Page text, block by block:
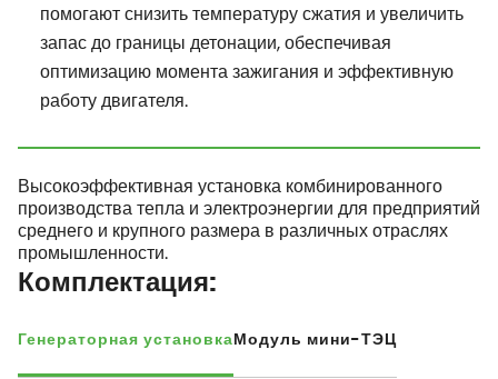
помогают снизить температуру сжатия и увеличить
запас до границы детонации, обеспечивая
оптимизацию момента зажигания и эффективную
работу двигателя.
Высокоэффективная установка комбинированного
производства тепла и электроэнергии для предприятий
среднего и крупного размера в различных отраслях
промышленности.
Комплектация:
Генераторная установка Модуль мини-ТЭЦ